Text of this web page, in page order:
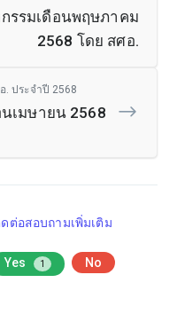
รรมเดือนพฤษภาคม
2568 โดย สศอ.
. ประจำปี 2568
เมษายน 2568
ต่อสอบถามเพิ่มเติม
Yes 1 No